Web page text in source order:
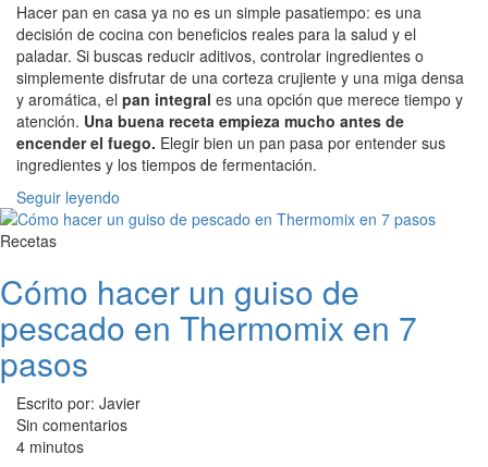
Hacer pan en casa ya no es un simple pasatiempo: es una
decisión de cocina con beneficios reales para la salud y el
paladar. Si buscas reducir aditivos, controlar ingredientes o
simplemente disfrutar de una corteza crujiente y una miga densa
y aromática, el pan integral es una opción que merece tiempo y
atención. Una buena receta empieza mucho antes de
encender el fuego. Elegir bien un pan pasa por entender sus
ingredientes y los tiempos de fermentación.
Seguir leyendo
Recetas
Cómo hacer un guiso de
pescado en Thermomix en 7
pasos
Escrito por: Javier
Sin comentarios
4 minutos